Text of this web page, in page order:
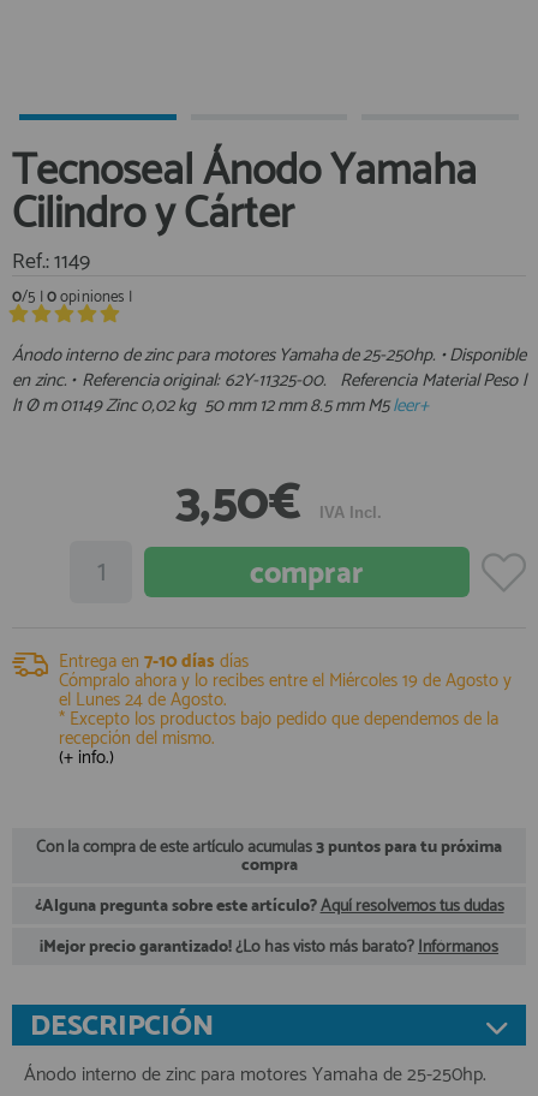
Libros
Mantenimiento y Limpieza
Motonautica
Motores
Navegacion
Neveras y Termos
Seguridad
Vela y Maniobra
Submarinismo
AFILIADOS
INFORMACION
910 60 71 03
Sábados de 10:00 a 14:00
Solo para
info@francobordo.com
¡Adelante! Te estabamos esperando.
registro cliente
Área profesionales
Regístrate y aprovecha los descuentos y ventajas de ser
Únete ya a los mas de de 500 Profesionales de la Náutica
registro profesional
Tecnoseal Ánodo Yamaha
Cilindro y Cárter
Ref.: 1149
0/5 |0opiniones |
Ánodo interno de zinc para motores Yamaha de 25-250hp. • Disponible
en zinc. • Referencia original: 62Y-11325-00. Referencia Material Peso l
l1 Ø m 01149 Zinc 0,02 kg 50 mm 12 mm 8.5 mm M5leer+
3,50€ IVA Incl.
Entrega en 7-10 días días
Cómpralo ahora y lo recibes entre el Miércoles 19 de Agostoy
el Lunes 24 de Agosto.
* Excepto los productos bajo pedido que dependemos de la
recepción del mismo.
(+ info.)
Con la compra de este artículo acumulas3 puntos para tu próxima
compra
¿Alguna pregunta sobre este artículo?Aquí resolvemos tus dudas
¡Mejor precio garantizado!¿Lo has visto más barato?Infórmanos
DESCRIPCIÓN
Ánodo interno de zinc para motores Yamaha de 25-250hp.